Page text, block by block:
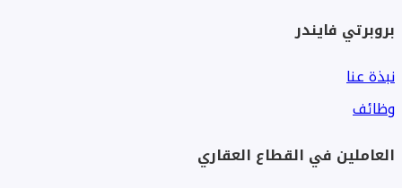
بروبرتي فايندر
نبذة عنا
وظائف
العاملين في القطاع العقاري